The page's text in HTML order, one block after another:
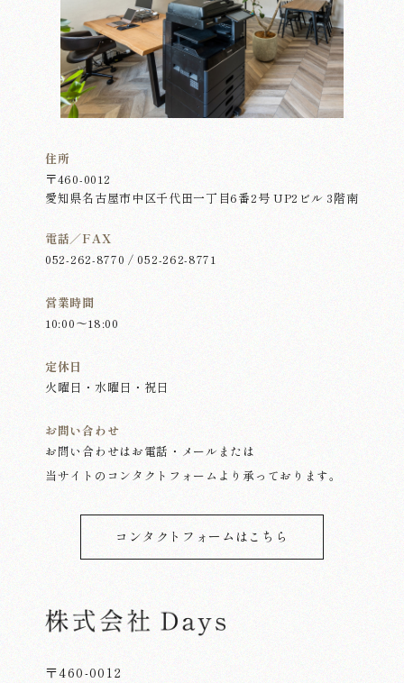
不動産の売却・購入
お問い合わせ
住所
〒460-0012
愛知県名古屋市中区千代田一丁目6番2号 UP2ビル 3階南
電話／FAX
052-262-8770 / 052-262-8771
営業時間
10:00～18:00
定休日
火曜日・水曜日・祝日
お問い合わせ
お問い合わせはお電話・メールまたは
当サイトのコンタクトフォームより承っております。
コンタクトフォームはこちら
〒460-0012